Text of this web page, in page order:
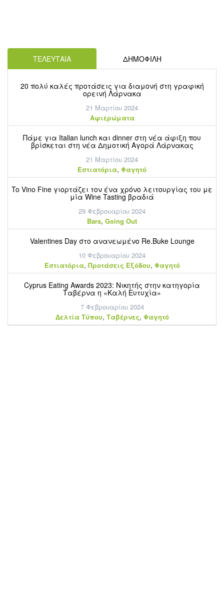
ΤΕΛΕΥΤΑΙΑ ΔΗΜΟΦΙΛΗ
20 πολύ καλές προτάσεις για διαμονή στη γραφική
ορεινή Λάρνακα
21 Μαρτίου 2024
Aφιερώματα
Πάμε για Italian lunch και dinner στη νέα άφιξη που
βρίσκεται στη νέα Δημοτική Αγορά Λάρνακας
21 Μαρτίου 2024
Εστιατόρια, Φαγητό
To Vino Fine γιορτάζει τον ένα χρόνο λειτουργίας του με
μία Wine Tasting βραδιά
29 Φεβρουαρίου 2024
Bars, Going Out
Valentines Day στο ανανεωμένο Re.Buke Lounge
10 Φεβρουαρίου 2024
Εστιατόρια, Προτάσεις Εξόδου, Φαγητό
Cyprus Eating Awards 2023: Νικητής στην κατηγορία
Ταβέρνα η «Καλή Ευτυχία»
7 Φεβρουαρίου 2024
Δελτία Τύπου, Ταβέρνες, Φαγητό